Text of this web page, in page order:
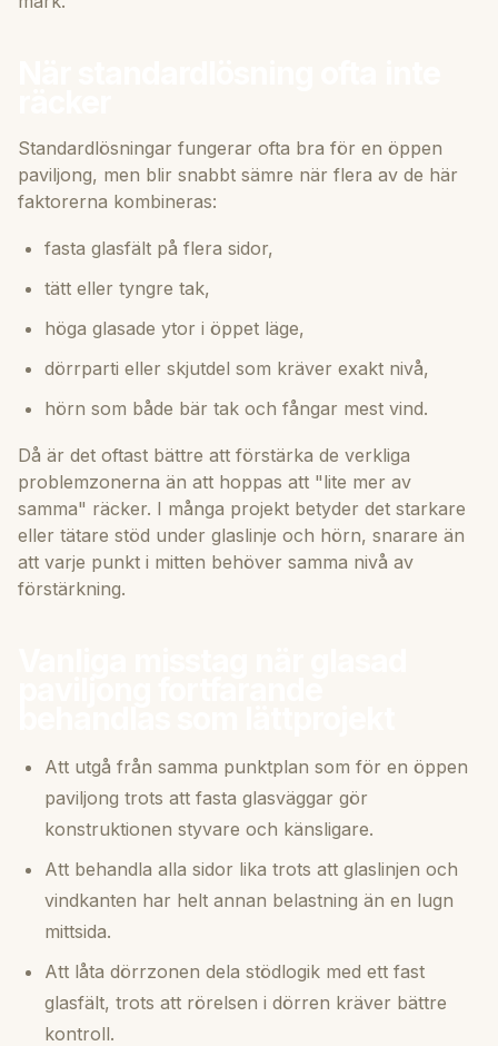
Standardlösningar fungerar ofta bra för en öppen
paviljong, men blir snabbt sämre när flera av de här
faktorerna kombineras:
fasta glasfält på flera sidor,
tätt eller tyngre tak,
höga glasade ytor i öppet läge,
dörrparti eller skjutdel som kräver exakt nivå,
hörn som både bär tak och fångar mest vind.
Då är det oftast bättre att förstärka de verkliga
problemzonerna än att hoppas att "lite mer av
samma" räcker. I många projekt betyder det starkare
eller tätare stöd under glaslinje och hörn, snarare än
att varje punkt i mitten behöver samma nivå av
förstärkning.
Att utgå från samma punktplan som för en öppen
paviljong trots att fasta glasväggar gör
konstruktionen styvare och känsligare.
Att behandla alla sidor lika trots att glaslinjen och
vindkanten har helt annan belastning än en lugn
mittsida.
Att låta dörrzonen dela stödlogik med ett fast
glasfält, trots att rörelsen i dörren kräver bättre
kontroll.